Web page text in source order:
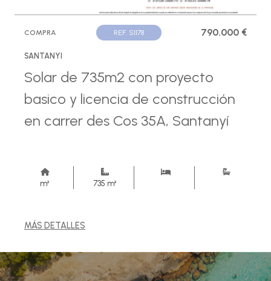
COMPRA REF. S1178 790.000 €
SANTANYI
Solar de 735m2 con proyecto
basico y licencia de construcción
en carrer des Cos 35A, Santanyí
m² 735 m²
MÁS DETALLES